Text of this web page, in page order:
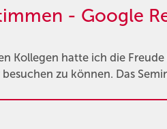
- Google
Kollegen hatte ich die
zu können. Das